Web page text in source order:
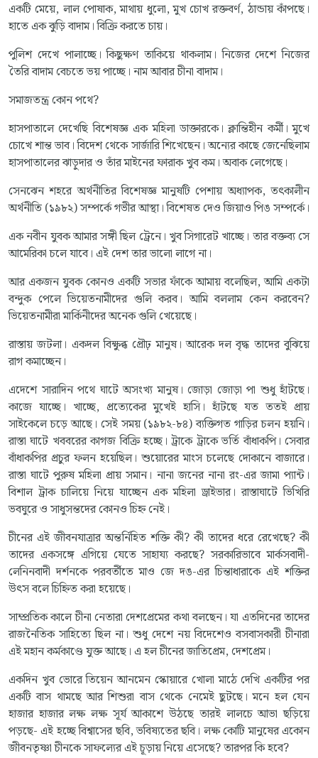
একটি মেয়ে, লাল পোষাক, মাথায় ধুলো, মুখ চোখ রক্তবর্ণ, ঠান্ডায় কাঁপছে।
হাতে এক ঝুড়ি বাদাম। বিক্রি করতে চায়।
পুলিশ দেখে পালাচ্ছে। কিছুক্ষণ তাকিয়ে থাকলাম। নিজের দেশে নিজের
তৈরি বাদাম বেচতে ভয় পাচ্ছে। নাম আবার চীনা বাদাম।
সমাজতন্ত্র কোন পথে?
হাসপাতালে দেখেছি বিশেষজ্ঞ এক মহিলা ডাক্তারকে। ক্লান্তিহীন কর্মী। মুখে
চোখে শান্ত ভাব। বিদেশ থেকে সার্জারি শিখেছেন। অন্যের কাছে জেনেছিলাম
হাসপাতালের ঝাড়ুদার ও তাঁর মাইনের ফারাক খুব কম। অবাক লেগেছে।
সেনঝেন শহরে অর্থনীতির বিশেষজ্ঞ মানুষটি পেশায় অধ্যাপক, তৎকালীন
অর্থনীতি (১৯৮২) সম্পর্কে গভীর আস্থা। বিশেষত দেও জিয়াও পিঙ সম্পর্কে।
এক নবীন যুবক আমার সঙ্গী ছিল ট্রেনে। খুব সিগারেট খাচ্ছে। তার বক্তব্য সে
আমেরিকা চলে যাবে। এই দেশ তার ভালো লাগে না।
আর একজন যুবক কোনও একটি সভার ফাঁকে আমায় বলেছিল, আমি একটা
বন্দুক পেলে ভিয়েতনামীদের গুলি করব। আমি বললাম কেন করবেন?
ভিয়েতনামীরা মার্কিনীদের অনেক গুলি খেয়েছে।
রাস্তায় জটলা। একদল বিক্ষুব্ধ প্রৌঢ় মানুষ। আরেক দল বৃদ্ধ তাদের বুঝিয়ে
রাগ কমাচ্ছেন।
এদেশে সারাদিন পথে ঘাটে অসংখ্য মানুষ। জোড়া জোড়া পা শুধু হাঁটছে।
কাজে যাচ্ছে। খাচ্ছে, প্রত্যেকের মুখেই হাসি। হাঁটছে যত ততই প্রায়
সাইকেলে চড়ে আছে। সেই সময় (১৯৮২-৮৪) ব্যক্তিগত গাড়ির চলন হয়নি।
রাস্তা ঘাটে খববরের কাগজ বিক্রি হচ্ছে। ট্রাকে ট্রাকে ভর্তি বাঁধাকপি। সেবার
বাঁধাকপির প্রচুর ফলন হয়েছিল। শুয়োরের মাংস চলেছে দোকানে বাজারে।
রাস্তা ঘাটে পুরুষ মহিলা প্রায় সমান। নানা জনের নানা রং-এর জামা প্যান্ট।
বিশাল ট্রাক চালিয়ে নিয়ে যাচ্ছেন এক মহিলা ড্রাইভার। রাস্তাঘাটে ভিখিরি
ভবঘুরে ও সাধুসন্তদের কোনও চিহ্ন নেই।
চীনের এই জীবনযাত্রার অন্তর্নিহিত শক্তি কী? কী তাদের ধরে রেখেছে? কী
তাদের একসঙ্গে এগিয়ে যেতে সাহায্য করছে? সরকারিভাবে মার্কসবাদী-
লেনিনবাদী দর্শনকে পরবর্তীতে মাও জে দঙ-এর চিন্তাধারাকে এই শক্তির
উৎস বলে চিহ্নিত করা হয়েছে।
সাম্প্রতিক কালে চীনা নেতারা দেশপ্রেমের কথা বলছেন। যা এতদিনের তাদের
রাজনৈতিক সাহিত্যে ছিল না। শুধু দেশে নয় বিদেশেও বসবাসকারী চীনারা
এই মহান কর্মকাণ্ডে যুক্ত আছে। এ হল চীনের জাতিপ্রেম, দেশপ্রেম।
একদিন খুব ভোরে তিয়েন আনমেন স্কোয়ারে খোলা মাঠে দেখি একটির পর
একটি বাস থামছে আর শিশুরা বাস থেকে নেমেই ছুটছে। মনে হল যেন
হাজার হাজার লক্ষ লক্ষ সূর্য আকাশে উঠছে তারই লালচে আভা ছড়িয়ে
পড়ছে- এই হচ্ছে বিশ্বাসের ছবি, ভবিষ্যতের ছবি। লক্ষ কোটি মানুষের একোন
জীবনতৃষ্ণা চীনকে সাফল্যের এই চূড়ায় নিয়ে এসেছে? তারপর কি হবে?